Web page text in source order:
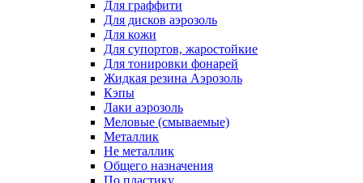
Для граффити
Для дисков аэрозоль
Для кожи
Для супортов, жаростойкие
Для тонировки фонарей
Жидкая резина Аэрозоль
Кэпы
Лаки аэрозоль
Меловые (смываемые)
Металлик
Не металлик
Общего назначения
По пластику